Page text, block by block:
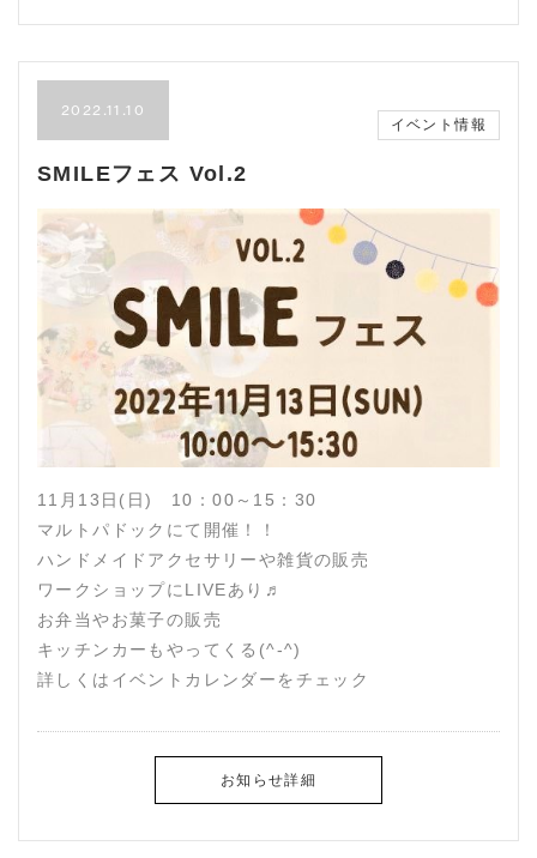
2022.11.10
イベント情報
SMILEフェス Vol.2
11月13日(日) 10：00～15：30
マルトパドックにて開催！！
ハンドメイドアクセサリーや雑貨の販売
ワークショップにLIVEあり♬
お弁当やお菓子の販売
キッチンカーもやってくる(^-^)
詳しくはイベントカレンダーをチェック
お知らせ詳細